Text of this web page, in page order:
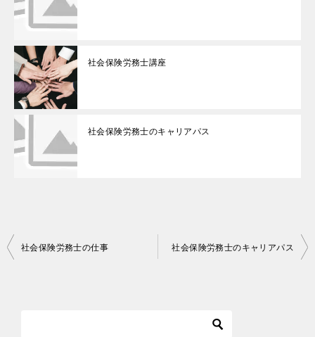
社会保険労務士講座
社会保険労務士のキャリアパス
投
社会保険労務士の仕事 社会保険労務士のキャリアパス